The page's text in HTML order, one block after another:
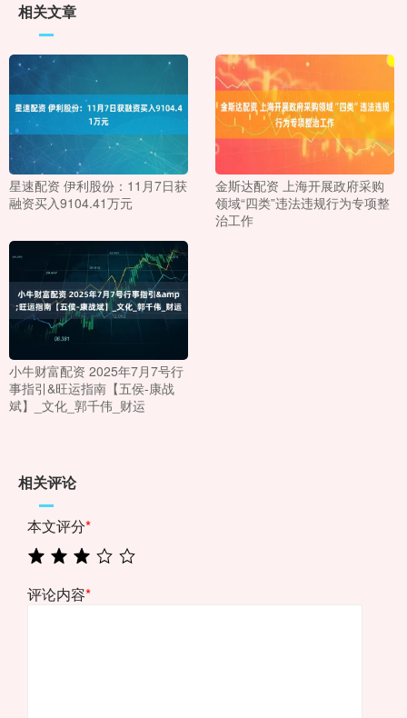
相关文章
星速配资 伊利股份：11月7日获
融资买入9104.41万元
金斯达配资 上海开展政府采购
领域“四类”违法违规行为专项整
治工作
小牛财富配资 2025年7月7号行
事指引&旺运指南【五侯-康战
斌】_文化_郭千伟_财运
相关评论
本文评分*
评论内容*